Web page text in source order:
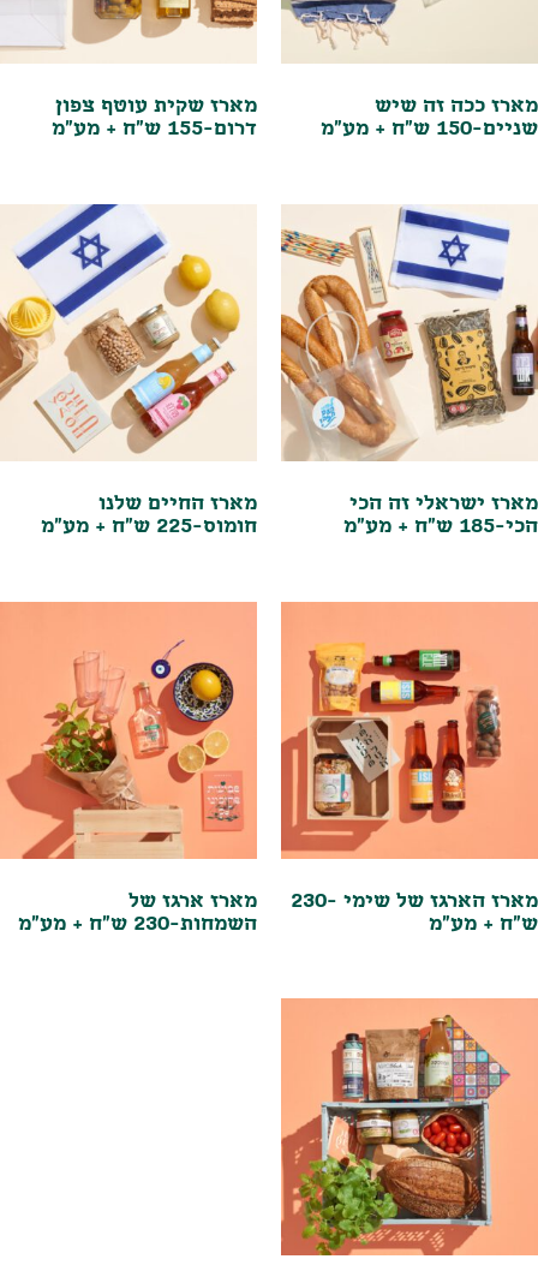
מארז ככה זה שיש
שניים-150 ש"ח + מע"מ
מארז שקית עוטף צפון
דרום-155 ש"ח + מע"מ
מארז ישראלי זה הכי
הכי-185 ש"ח + מע"מ
מארז החיים שלנו
חומוס-225 ש"ח + מע"מ
מארז הארגז של שימי -230
ש"ח + מע"מ
מארז ארגז של
השמחות-230 ש"ח + מע"מ